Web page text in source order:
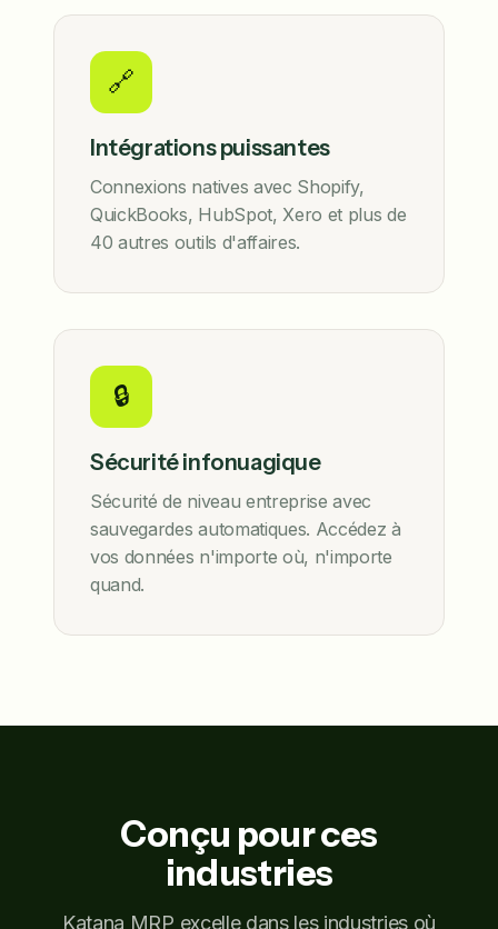
🔗
Intégrations puissantes
Connexions natives avec Shopify,
QuickBooks, HubSpot, Xero et plus de
40 autres outils d'affaires.
🔒
Sécurité infonuagique
Sécurité de niveau entreprise avec
sauvegardes automatiques. Accédez à
vos données n'importe où, n'importe
quand.
Conçu pour ces
industries
Katana MRP excelle dans les industries où